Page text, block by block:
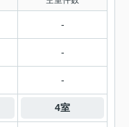
-
-
-
4室